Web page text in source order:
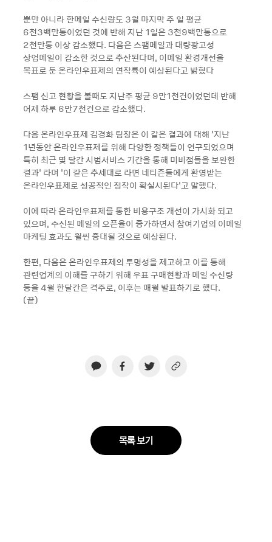
뿐만 아니라 한메일 수신량도 3월 마지막 주 일 평균
6천3백만통이었던 것에 반해 지난 1일은 3천9백만통으로
2천만통 이상 감소했다. 다음은 스팸메일과 대량광고성
상업메일이 감소한 것으로 추산된다며, 이메일 환경개선을
목표로 둔 온라인우표제의 연착륙이 예상된다고 밝혔다
스팸 신고 현황을 볼때도 지난주 평균 9만1천건이었던데 반해
어제 하루 6만7천건으로 감소했다.
다음 온라인우표제 김경화 팀장은 이 같은 결과에 대해 ‘지난
1년동안 온라인우표제를 위해 다양한 정책들이 연구되었으며
특히 최근 몇 달간 시범서비스 기간을 통해 미비점들을 보완한
결과’ 라며 ‘이 같은 추세대로 라면 네티즌들에게 환영받는
온라인우표제로 성공적인 정착이 확실시된다’고 말했다.
이에 따라 온라인우표제를 통한 비용구조 개선이 가시화 되고
있으며, 수신된 메일의 오픈율이 증가하면서 참여기업의 이메일
마케팅 효과도 훨씬 증대될 것으로 예상된다.
한편, 다음은 온라인우표제의 투명성을 제고하고 이를 통해
관련업계의 이해를 구하기 위해 우표 구매현황과 메일 수신량
등을 4월 한달간은 격주로, 이후는 매월 발표하기로 했다.
(끝)
목록 보기